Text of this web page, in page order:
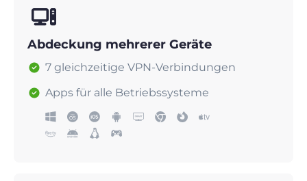
Abdeckung mehrerer Geräte
7 gleichzeitige VPN-Verbindungen
Apps für alle Betriebssysteme